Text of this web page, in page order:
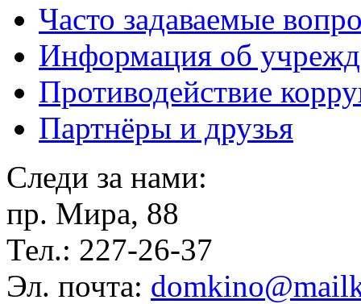
Часто задаваемые
Информация об
Противодействие
Партнёры и друзья
Следи за нами:
пр. Мира, 88
Тел.: 227-26-37
Эл. почта: